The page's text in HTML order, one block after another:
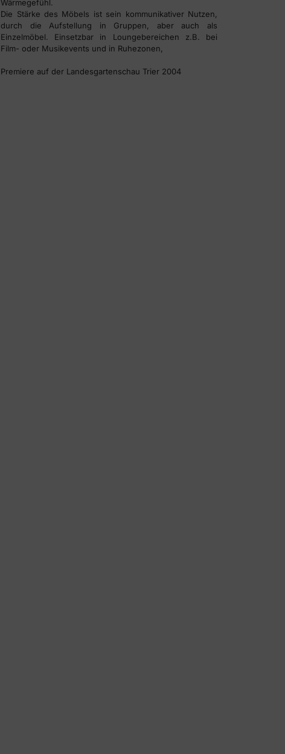
Wärmegefühl.
Die Stärke des Möbels ist sein kommunikativer Nutzen,
durch die Aufstellung in Gruppen, aber auch als
Einzelmöbel. Einsetzbar in Loungebereichen z.B. bei
Film- oder Musikevents und in Ruhezonen,
Premiere auf der Landesgartenschau Trier 2004